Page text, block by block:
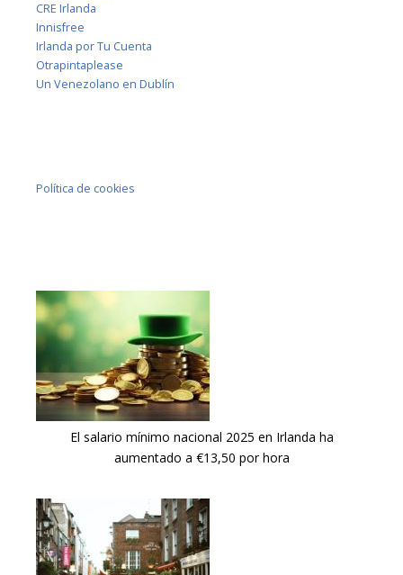
CRE Irlanda
Innisfree
Irlanda por Tu Cuenta
Otrapintaplease
Un Venezolano en Dublín
Política de cookies
El salario mínimo nacional 2025 en Irlanda ha
aumentado a €13,50 por hora